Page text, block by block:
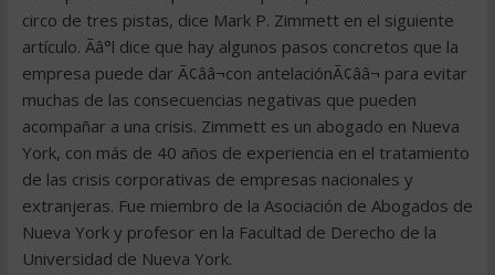
circo de tres pistas, dice Mark P. Zimmett en el siguiente
artículo. Ãâ°l dice que hay algunos pasos concretos que la
empresa puede dar Ã¢ââ¬con antelaciónÃ¢ââ¬ para evitar
muchas de las consecuencias negativas que pueden
acompañar a una crisis. Zimmett es un abogado en Nueva
York, con más de 40 años de experiencia en el tratamiento
de las crisis corporativas de empresas nacionales y
extranjeras. Fue miembro de la Asociación de Abogados de
Nueva York y profesor en la Facultad de Derecho de la
Universidad de Nueva York.